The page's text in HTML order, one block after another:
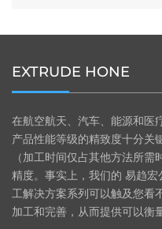
EXTRUDE HONE
在航空航天、汽车、能源和医
产品性能等级的精致度十分关
（加工时间仅占其他方法所
精度。事实上，我们的 易趋
工解决方案系列可以触及您看
加工和完善，从而提供可以衡